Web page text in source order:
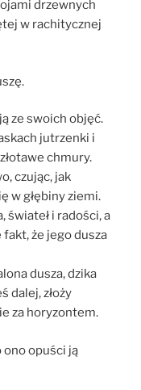
drzewnych
w rachitycznej
ze swoich objęć.
jutrzenki i
chmury.
czując, jak
w głębiny ziemi.
świateł i radości, a
że jego dusza
dusza, dzika
dalej, złoży
za horyzontem.
ono opuści ją